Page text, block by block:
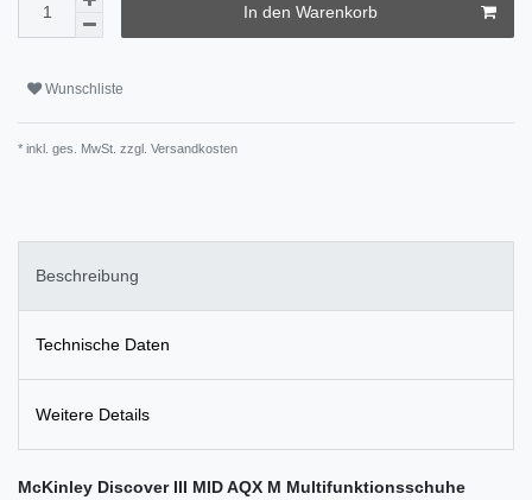
In den Warenkorb
Wunschliste
* inkl. ges. MwSt. zzgl. Versandkosten
Beschreibung
Technische Daten
Weitere Details
McKinley Discover III MID AQX M Multifunktionsschuhe